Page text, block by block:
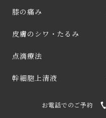
膝の痛み
皮膚のシワ・たるみ
点滴療法
幹細胞上清液
お電話でのご予約